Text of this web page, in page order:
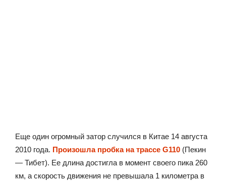
Еще один огромный затор случился в Китае 14 августа
2010 года. Произошла пробка на трассе G110 (Пекин
— Тибет). Ее длина достигла в момент своего пика 260
км, а скорость движения не превышала 1 километра в